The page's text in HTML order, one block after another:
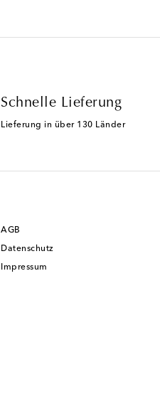
Schnelle Lieferung
Lieferung in über 130 Länder
AGB
Datenschutz
Impressum